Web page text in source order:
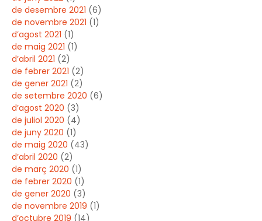
de desembre 2021 (6)
de novembre 2021 (1)
d’agost 2021 (1)
de maig 2021 (1)
d’abril 2021 (2)
de febrer 2021 (2)
de gener 2021 (2)
de setembre 2020 (6)
d’agost 2020 (3)
de juliol 2020 (4)
de juny 2020 (1)
de maig 2020 (43)
d’abril 2020 (2)
de març 2020 (1)
de febrer 2020 (1)
de gener 2020 (3)
de novembre 2019 (1)
d’octubre 2019 (14)